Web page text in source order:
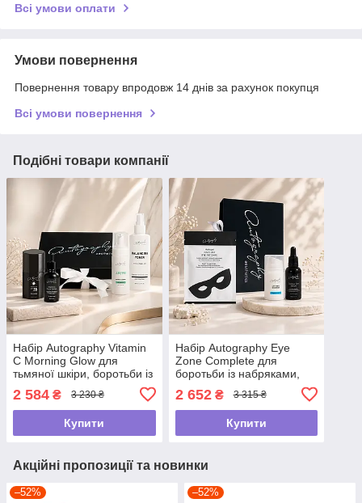
Всі умови оплати
Умови повернення
Повернення товару впродовж 14 днів за рахунок покупця
Всі умови повернення
Подібні товари компанії
Набір Autography Vitamin
C Morning Glow для
тьмяної шкіри, боротьби із
віковии плямами
2 584 ₴ 3 230 ₴
Купити
Набір Autography Eye
Zone Complete для
боротьби із набряками,
зморшками навколо очей
2 652₴ 3 315 ₴
Купити
Акційні пропозиції та новинки
–52% –52%